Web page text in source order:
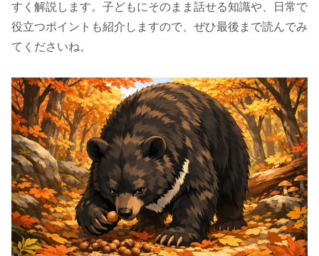
すく解説します。子どもにそのまま話せる知識や、日常で
役立つポイントも紹介しますので、ぜひ最後まで読んでみ
てくださいね。